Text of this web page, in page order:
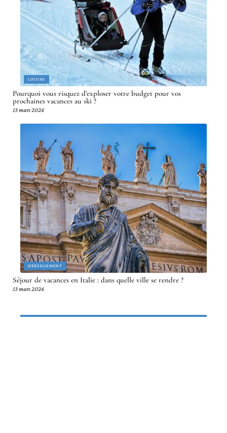
LOISIRS
Pourquoi vous risquez d’exploser votre budget pour vos
prochaines vacances au ski ?
13 mars 2026
HÉBERGEMENT
Séjour de vacances en Italie : dans quelle ville se rendre ?
13 mars 2026